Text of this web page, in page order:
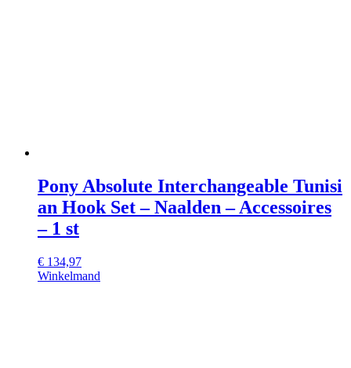
Pony Absolute Interchangeable Tunisi
an Hook Set – Naalden – Accessoires
– 1 st
€ 134,97
Winkelmand